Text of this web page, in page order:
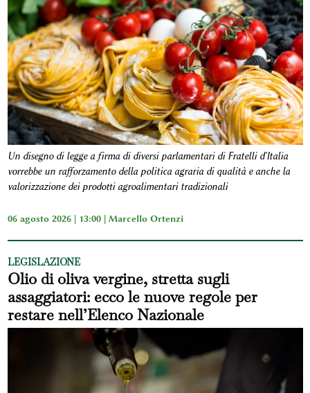
Un disegno di legge a firma di diversi parlamentari di Fratelli d'Italia
vorrebbe un rafforzamento della politica agraria di qualità e anche la
valorizzazione dei prodotti agroalimentari tradizionali
06 agosto 2026 | 13:00 | Marcello Ortenzi
LEGISLAZIONE
Olio di oliva vergine, stretta sugli
assaggiatori: ecco le nuove regole per
restare nell’Elenco Nazionale